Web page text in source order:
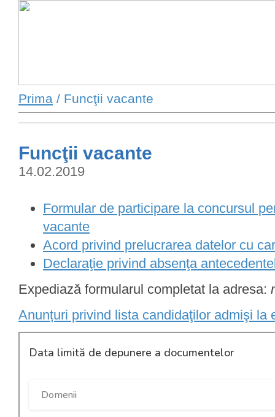
Prima / Funcţii vacante
Funcţii vacante
14.02.2019
Formular de participare la concursul
vacante
Acord privind prelucrarea datelor cu
Declaraţie privind absenţa
Expediază formularul completat la adresa:
Anunțuri privind lista candidaţilor admişi la